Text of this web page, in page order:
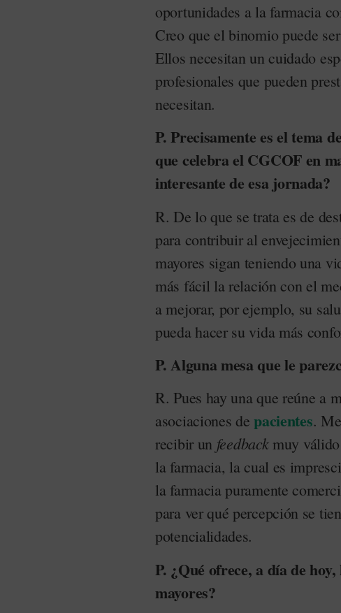
oportunidades a la farmacia
Creo que el binomio puede
Ellos necesitan un cuidado
profesionales que pueden
necesitan.
P. Precisamente es el tema
que celebra el CGCOF en
interesante de esa jornada?
R. De lo que se trata es de
para contribuir al
mayores sigan teniendo una
más fácil la relación con el
a mejorar, por ejemplo, su
pueda hacer su vida más
P. Alguna mesa que le
R. Pues hay una que reúne a
asociaciones depacientes.
recibir un feedbackmuy válido
la farmacia, la cual es
la farmacia puramente
para ver qué percepción se
potencialidades.
P. ¿Qué ofrece, a día de
mayores?